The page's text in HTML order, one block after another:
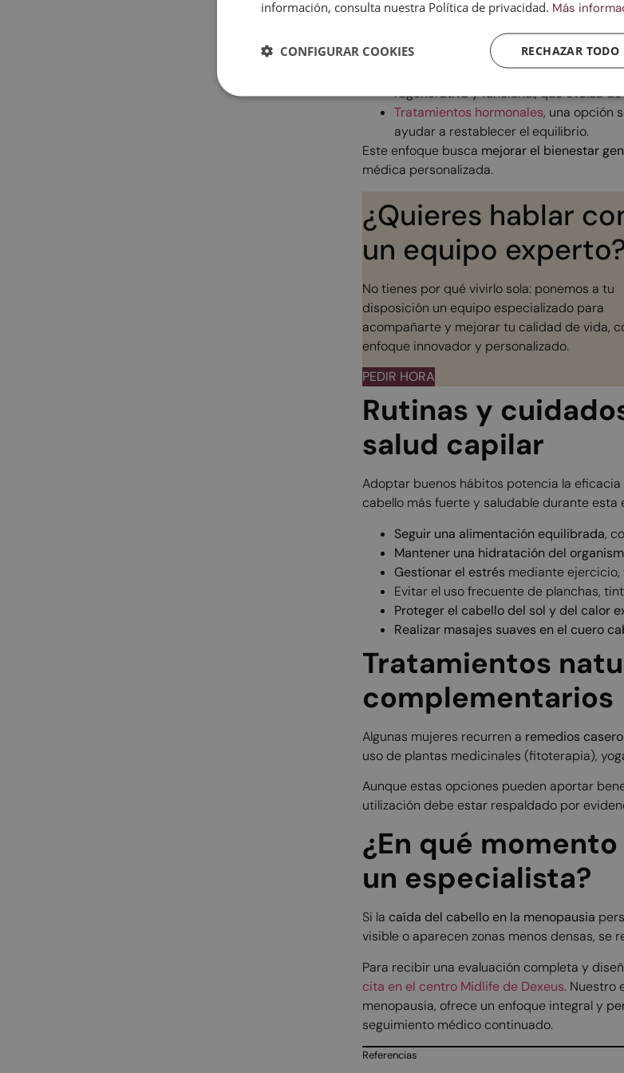
integrativa , que combina distintas
Consulta gratuita de acompañamiento
esta etapa con bienestar.
Visita médica de menopausia
regenerativa y funcional, que evalúa
Tratamientos hormonales, una opción
ayudar a restablecer el equilibrio.
Este enfoque busca mejorar el bienestar
médica personalizada.
¿Quieres hablar
un equipo
No tienes por qué vivirlo sola: ponemos a tu
disposición un equipo especializado para
acompañarte y mejorar tu calidad de vida,
enfoque innovador y personalizado.
PEDIR HORA
Rutinas y
salud capilar
Adoptar buenos hábitos potencia la
cabello más fuerte y saludable durante esta
Seguir una alimentación equilibrada,
Mantener una hidratación del
Gestionar el estrés mediante
Evitar el uso frecuente de planchas,
Proteger el cabello del sol y del calor
Realizar masajes suaves en el cuero
Tratamientos
complementarios
Algunas mujeres recurren a remedios
uso de plantas medicinales (fitoterapia),
Aunque estas opciones pueden aportar
utilización debe estar respaldado por
¿En qué
un especialista?
Si la caída del cabello en la menopausia
visible o aparecen zonas menos densas, se
Para recibir una evaluación completa y
cita en el centro Midlife de Dexeus. Nuestro
menopausia, ofrece un enfoque integral y
seguimiento médico continuado.
Referencias
información, consulta nuestra Política de privacidad. Más
RECHAZAR TODO
CONFIGURAR COOKIES